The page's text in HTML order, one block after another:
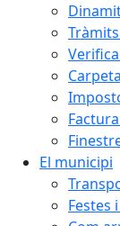
El municipi
Festes